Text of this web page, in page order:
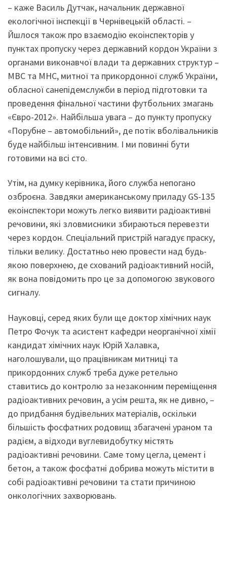
– каже Василь Дутчак, начальник державної
екологічної інспекції в Чернівецькій області. –
Йшлося також про взаємодію екоінспекторів у
пунктах пропуску через державний кордон України з
органами виконавчої влади та державних структур –
МВС та МНС, митної та прикордонної служб України,
обласної санепідемслужби в період підготовки та
проведення фінальної частини футбольних змагань
«Євро-2012». Найбільша увага – до пункту пропуску
«Порубне – автомобільний», де потік вболівальників
буде найбільш інтенсивним. І ми повинні бути
готовими на всі сто.
Утім, на думку керівника, його служба непогано
озброєна. Завдяки американському приладу GS-135
екоінспектори можуть легко виявити радіоактивні
речовини, які зловмисники збираються перевезти
через кордон. Спеціальний пристрій нагадує праску,
тільки велику. Достатньо нею провести над будь-
якою поверхнею, де схований радіоактивний носій,
як вона повідомить про це за допомогою звукового
сигналу.
Науковці, серед яких були ще доктор хімічних наук
Петро Фочук та асистент кафедри неорганічної хімії
кандидат хімічних наук Юрій Халавка,
наголошували, що працівникам митниці та
прикордонних служб треба дуже ретельно
ставитись до контролю за незаконним переміщення
радіоактивних речовин, а усім решта, як не дивно, –
до придбання будівельних матеріалів, оскільки
більшість фосфатних родовищ збагачені ураном та
радієм, а відходи вуглевидобутку містять
радіоактивні речовини. Саме тому цегла, цемент і
бетон, а також фосфатні добрива можуть містити в
собі радіоактивні речовини та стати причиною
онкологічних захворювань.